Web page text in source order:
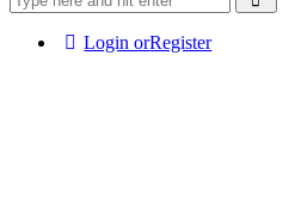
Login orRegister